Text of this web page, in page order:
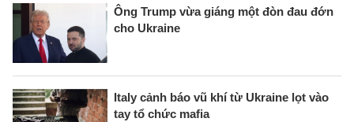
Ông Trump vừa giáng một đòn đau đớn
cho Ukraine
Italy cảnh báo vũ khí từ Ukraine lọt vào
tay tổ chức mafia